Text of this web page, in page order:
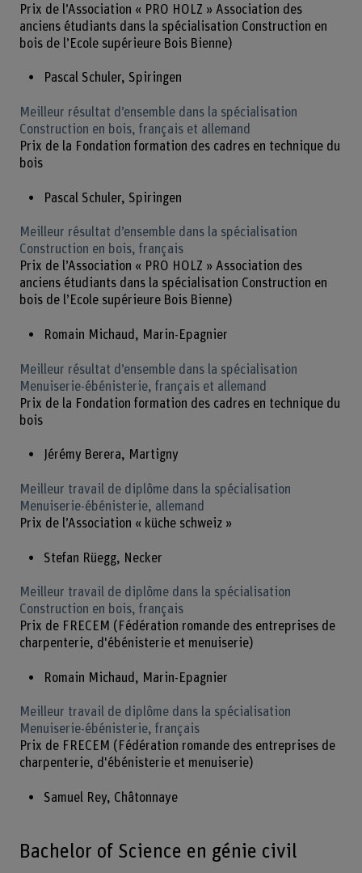
Prix de l’Association « PRO HOLZ » Association des
anciens étudiants dans la spécialisation Construction en
bois de l’Ecole supérieure Bois Bienne)
Pascal Schuler, Spiringen
Meilleur résultat d’ensemble dans la spécialisation
Construction en bois, français et allemand
Prix de la Fondation formation des cadres en technique du
bois
Pascal Schuler, Spiringen
Meilleur résultat d’ensemble dans la spécialisation
Construction en bois, français
Prix de l’Association « PRO HOLZ » Association des
anciens étudiants dans la spécialisation Construction en
bois de l’Ecole supérieure Bois Bienne)
Romain Michaud, Marin-Epagnier
Meilleur résultat d’ensemble dans la spécialisation
Menuiserie-ébénisterie, français et allemand
Prix de la Fondation formation des cadres en technique du
bois
Jérémy Berera, Martigny
Meilleur travail de diplôme dans la spécialisation
Menuiserie-ébénisterie, allemand
Prix de l’Association « küche schweiz »
Stefan Rüegg, Necker
Meilleur travail de diplôme dans la spécialisation
Construction en bois, français
Prix de FRECEM (Fédération romande des entreprises de
charpenterie, d'ébénisterie et menuiserie)
Romain Michaud, Marin-Epagnier
Meilleur travail de diplôme dans la spécialisation
Menuiserie-ébénisterie, français
Prix de FRECEM (Fédération romande des entreprises de
charpenterie, d'ébénisterie et menuiserie)
Samuel Rey, Châtonnaye
Bachelor of Science en génie civil